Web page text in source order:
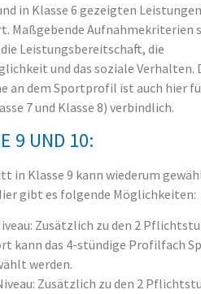
in Klasse 6 gezeigten
Maßgebende Aufnahmekriterien
Leistungsbereitschaft, die
und das soziale Verhalten.
an dem Sportprofil ist auch hier
7 und Klasse 8) verbindlich.
9 UND 10:
in Klasse 9 kann wiederum
gibt es folgende Möglichkeiten:
Zusätzlich zu den 2
kann das 4-stündige Profilfach
werden.
Zusätzlich zu den 2